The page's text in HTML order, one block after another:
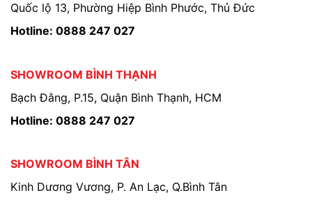
Quốc lộ 13, Phường Hiệp Bình Phước, Thủ Đức
Hotline: 0888 247 027
SHOWROOM BÌNH THẠNH
Bạch Đằng, P.15, Quận Bình Thạnh, HCM
Hotline: 0888 247 027
SHOWROOM BÌNH TÂN
Kinh Dương Vương, P. An Lạc, Q.Bình Tân